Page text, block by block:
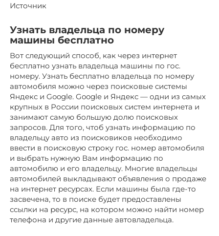
Источник
Узнать владельца по номеру
машины бесплатно
Вот следующий способ, как через интернет
бесплатно узнать владельца машины по гос.
номеру. Узнать бесплатно владельца по номеру
автомобиля можно через поисковые системы
Яндекс и Google. Google и Яндекс — одни из самых
крупных в России поисковых систем интернета и
занимают самую большую долю поисковых
запросов. Для того, чтоб узнать информацию по
владельцу авто из поисковиков необходимо
ввести в поисковую строку гос. номер автомобиля
и выбрать нужную Вам информацию по
автомобилю и его владельцу. Многие владельцы
автомобилей выкладывают объявления о продаже
на интернет ресурсах. Если машины была где-то
засвечена, то в поиске будет предоставлены
ссылки на ресурс, на котором можно найти номер
телефона и другие данные автовладельца.